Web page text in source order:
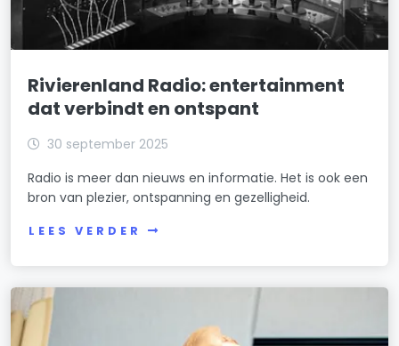
Rivierenland Radio: entertainment
dat verbindt en ontspant
30 september 2025
Radio is meer dan nieuws en informatie. Het is ook een
bron van plezier, ontspanning en gezelligheid.
LEES VERDER